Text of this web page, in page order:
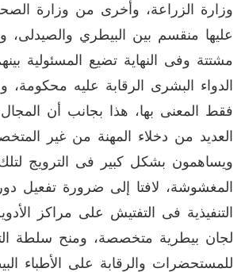
وزارة الزراعة، وأخرى من وزارة
عليها منقسم بين البيطري والصيدلى،
مشتتة وفى النهاية تضيع المسئولية
الدواء البشرى الرقابة عليه محكومة،
فقط المعنى بها، هذا بجانب أن
العديد من دخلاء المهنة من غير
ويساهمون بشكل كبير فى الترويج لتلك
المغشوشة، لافتا إلى ضرورة تفعيل
التنفيذية فى التفتيش على مراكز
لجان بيطرية متخصصة، ومنح سلطة
للمستحضرات والرقابة على الأطباء